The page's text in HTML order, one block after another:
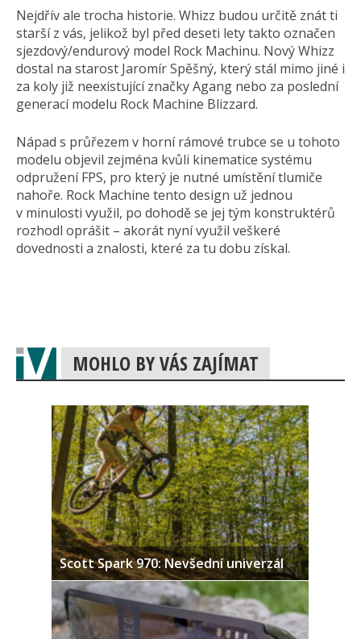
Nejdřív ale trocha historie. Whizz budou určitě znát ti
starší z vás, jelikož byl před deseti lety takto označen
sjezdový/endurový model Rock Machinu. Nový Whizz
dostal na starost Jaromír Spěšný, který stál mimo jiné i
za koly již neexistující značky Agang nebo za poslední
generací modelu Rock Machine Blizzard.
Nápad s průřezem v horní rámové trubce se u tohoto
modelu objevil zejména kvůli kinematice systému
odpružení FPS, pro který je nutné umístění tlumiče
nahoře. Rock Machine tento design už jednou
v minulosti využil, po dohodě se jej tým konstruktérů
rozhodl oprášit – akorát nyní využil veškeré
dovednosti a znalosti, které za tu dobu získal.
MOHLO BY VÁS ZAJÍMAT
Scott Spark 970: Nevšední univerzál